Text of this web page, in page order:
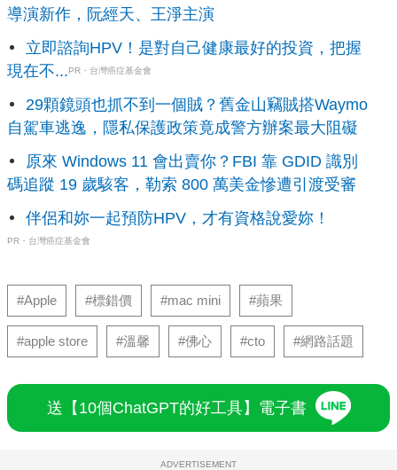
導演新作，阮經天、王淨主演
立即諮詢HPV！是對自己健康最好的投資，把握
現在不...PR・台灣癌症基金會
29顆鏡頭也抓不到一個賊？舊金山竊賊搭Waymo
自駕車逃逸，隱私保護政策竟成警方辦案最大阻礙
原來 Windows 11 會出賣你？FBI 靠 GDID 識別
碼追蹤 19 歲駭客，勒索 800 萬美金慘遭引渡受審
伴侶和妳一起預防HPV，才有資格說愛妳！
PR・台灣癌症基金會
#Apple #標錯價 #mac mini #蘋果
#apple store #溫馨 #佛心 #cto #網路話題
送【10個ChatGPT的好工具】電子書
ADVERTISEMENT